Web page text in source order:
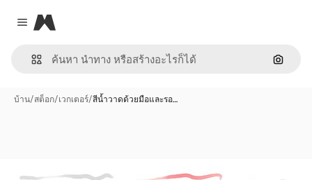
Close menu
Magnific
ค้นหา
บ้าน/สต็อก/เวกเตอร์/สีน้ำวาดด้วยมือและรอ…